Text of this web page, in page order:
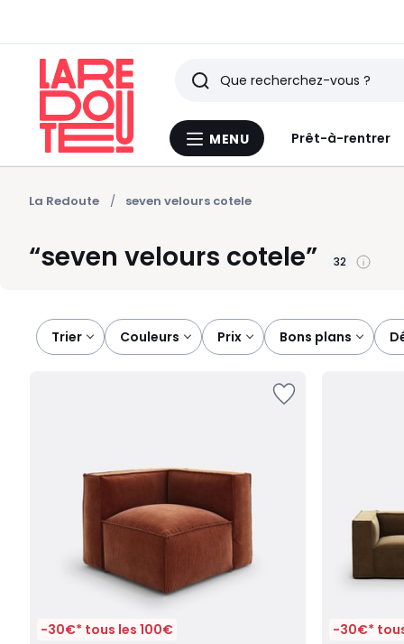
Menu
MENU Prêt-à-rentrer
Rechercher
Derniers
articles
vus
La Redoute seven velours cotele
seven velours cotele 32
Trier couleurs prix bons plans
-30€* tous les 100€ -30€*